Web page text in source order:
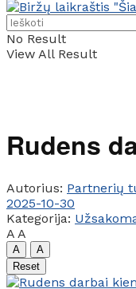
No Result
View All Result
Rudens
Autorius: Partnerių
2025-10-30
Kategorija:
A A
A
A
Reset